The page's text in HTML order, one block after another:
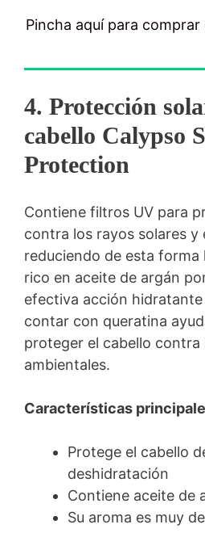
Pincha aquí para
4. Protección
cabello Calypso
Protection
Contiene filtros UV para
contra los rayos solares y
reduciendo de esta forma
rico en aceite de argán
efectiva acción hidratante
contar con queratina
proteger el cabello contra
ambientales.
Características
Protege el cabello
deshidratación
Contiene aceite de
Su aroma es muy